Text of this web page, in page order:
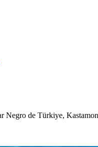
de Türkiye,